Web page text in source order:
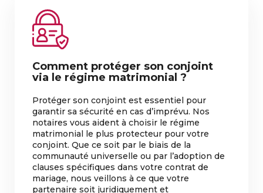
Comment protéger son conjoint
via le régime matrimonial ?
Protéger son conjoint est essentiel pour
garantir sa sécurité en cas d’imprévu. Nos
notaires vous aident à choisir le régime
matrimonial le plus protecteur pour votre
conjoint. Que ce soit par le biais de la
communauté universelle ou par l’adoption de
clauses spécifiques dans votre contrat de
mariage, nous veillons à ce que votre
partenaire soit juridiquement et